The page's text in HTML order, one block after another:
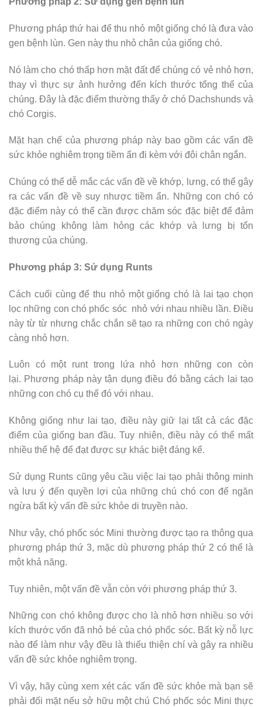
Phương pháp thứ hai để thu nhỏ một giống chó là đưa vào
gen bệnh lùn. Gen này thu nhỏ chân của giống chó.
Nó làm cho chó thấp hơn mặt đất để chúng có vẻ nhỏ hơn,
thay vì thực sự ảnh hưởng đến kích thước tổng thể của
chúng. Đây là đặc điểm thường thấy ở chó Dachshunds và
chó Corgis.
Mặt hạn chế của phương pháp này bao gồm các vấn đề
sức khỏe nghiêm trọng tiềm ẩn đi kèm với đôi chân ngắn.
Chúng có thể dễ mắc các vấn đề về khớp, lưng, có thể gây
ra các vấn đề về suy nhược tiềm ẩn. Những con chó có
đặc điểm này có thể cần được chăm sóc đặc biệt để đảm
bảo chúng không làm hỏng các khớp và lưng bị tổn
thương của chúng.
Phương pháp 3: Sử dụng Runts
Cách cuối cùng để thu nhỏ một giống chó là lai tạo chọn
lọc những con chó phốc sóc nhỏ với nhau nhiều lần. Điều
này từ từ nhưng chắc chắn sẽ tạo ra những con chó ngày
càng nhỏ hơn.
Luôn có một runt trong lứa nhỏ hơn những con còn
lại. Phương pháp này tận dụng điều đó bằng cách lai tạo
những con chó cụ thể đó với nhau.
Không giống như lai tạo, điều này giữ lại tất cả các đặc
điểm của giống ban đầu. Tuy nhiên, điều này có thể mất
nhiều thế hệ để đạt được sự khác biệt đáng kể.
Sử dụng Runts cũng yêu cầu việc lai tạo phải thông minh
và lưu ý đến quyền lợi của những chú chó con để ngăn
ngừa bất kỳ vấn đề sức khỏe di truyền nào.
Như vậy, chó phốc sóc Mini thường được tạo ra thông qua
phương pháp thứ 3, mặc dù phương pháp thứ 2 có thể là
một khả năng.
Tuy nhiên, một vấn đề vẫn còn với phương pháp thứ 3.
Những con chó không được cho là nhỏ hơn nhiều so với
kích thước vốn đã nhỏ bé của chó phốc sóc. Bất kỳ nỗ lực
nào để làm như vậy đều là thiếu thiện chí và gây ra nhiều
vấn đề sức khỏe nghiêm trọng.
Vì vậy, hãy cùng xem xét các vấn đề sức khỏe mà bạn sẽ
phải đối mặt nếu sở hữu một chú Chó phốc sóc Mini thực